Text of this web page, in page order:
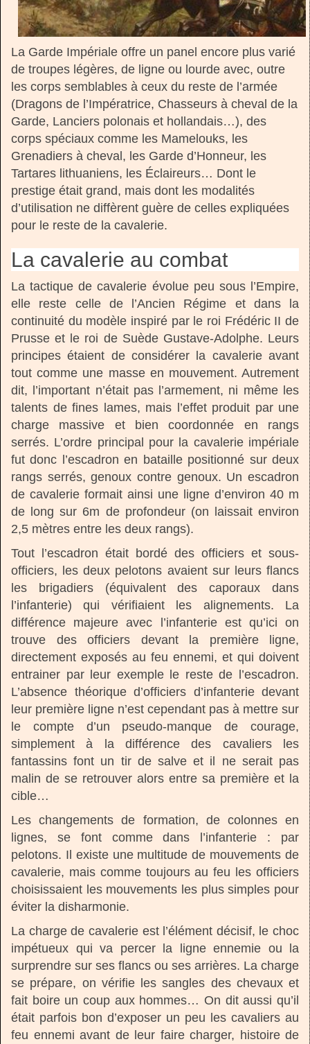
La Garde Impériale offre un panel encore plus varié
de troupes légères, de ligne ou lourde avec, outre
les corps semblables à ceux du reste de l’armée
(Dragons de l’Impératrice, Chasseurs à cheval de la
Garde, Lanciers polonais et hollandais…), des
corps spéciaux comme les Mamelouks, les
Grenadiers à cheval, les Garde d’Honneur, les
Tartares lithuaniens, les Éclaireurs… Dont le
prestige était grand, mais dont les modalités
d’utilisation ne diffèrent guère de celles expliquées
pour le reste de la cavalerie.
La cavalerie au combat
La tactique de cavalerie évolue peu sous l’Empire,
elle reste celle de l’Ancien Régime et dans la
continuité du modèle inspiré par le roi Frédéric II de
Prusse et le roi de Suède Gustave-Adolphe. Leurs
principes étaient de considérer la cavalerie avant
tout comme une masse en mouvement. Autrement
dit, l’important n’était pas l’armement, ni même les
talents de fines lames, mais l’effet produit par une
charge massive et bien coordonnée en rangs
serrés. L’ordre principal pour la cavalerie impériale
fut donc l’escadron en bataille positionné sur deux
rangs serrés, genoux contre genoux. Un escadron
de cavalerie formait ainsi une ligne d’environ 40 m
de long sur 6m de profondeur (on laissait environ
2,5 mètres entre les deux rangs).
Tout l’escadron était bordé des officiers et sous-
officiers, les deux pelotons avaient sur leurs flancs
les brigadiers (équivalent des caporaux dans
l’infanterie) qui vérifiaient les alignements. La
différence majeure avec l’infanterie est qu’ici on
trouve des officiers devant la première ligne,
directement exposés au feu ennemi, et qui doivent
entrainer par leur exemple le reste de l’escadron.
L’absence théorique d’officiers d’infanterie devant
leur première ligne n’est cependant pas à mettre sur
le compte d’un pseudo-manque de courage,
simplement à la différence des cavaliers les
fantassins font un tir de salve et il ne serait pas
malin de se retrouver alors entre sa première et la
cible…
Les changements de formation, de colonnes en
lignes, se font comme dans l’infanterie : par
pelotons. Il existe une multitude de mouvements de
cavalerie, mais comme toujours au feu les officiers
choisissaient les mouvements les plus simples pour
éviter la disharmonie.
La charge de cavalerie est l’élément décisif, le choc
impétueux qui va percer la ligne ennemie ou la
surprendre sur ses flancs ou ses arrières. La charge
se prépare, on vérifie les sangles des chevaux et
fait boire un coup aux hommes… On dit aussi qu’il
était parfois bon d’exposer un peu les cavaliers au
feu ennemi avant de leur faire charger, histoire de